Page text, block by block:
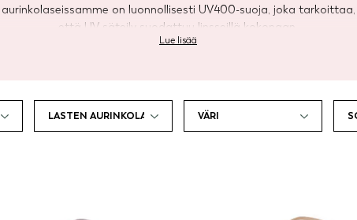
aurinkolaseissamme on luonnollisesti UV400-suoja, joka tarkoittaa,
että UV-säteily suodattuu linsseillä kokonaan.
laadukkaat lasten aurinkolasit tarjoavat täydellisen suojan niin
kesäpäivien leikeissä, mökkireissuilla kuin talven kirkkailla hangillakin.
Lue lisää